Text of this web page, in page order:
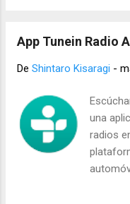
finales
asistir
arduo
el
Heishi
premio
App Tunein Radio
De Shintaro Kisaragi -
una
radios